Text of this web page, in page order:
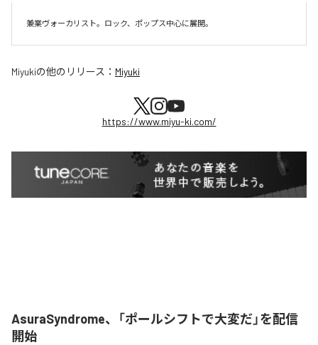
兼業ヴォーカリスト。ロック、ポップス中心に展開。
Miyukiの他のリリース： Miyuki
https://www.miyu-ki.com/
AsuraSyndrome、「ポールシフトで大変だ」を配信
開始